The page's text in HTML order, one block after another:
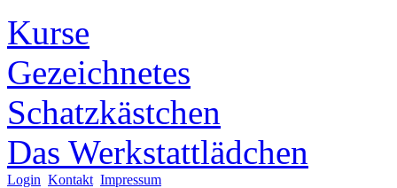
Kurse
Gezeichnetes
Schatzkästchen
Das Werkstattlädchen
Login Kontakt Impressum